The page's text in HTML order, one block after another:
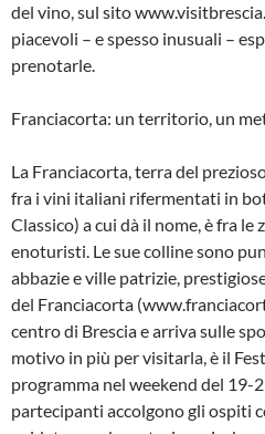
del vino, sul sito
piacevoli – e spesso inusuali –
prenotarle.
Franciacorta: un territorio, un
La Franciacorta, terra del
fra i vini italiani rifermentati in
Classico) a cui dà il nome, è fra
enoturisti. Le sue colline sono
abbazie e ville patrizie,
del Franciacorta
centro di Brescia e arriva sulle
motivo in più per visitarla, è il
programma nel weekend del 19-
partecipanti accolgono gli ospiti